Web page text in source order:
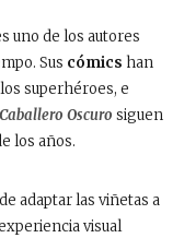
uno de los autores
Sus cómics han
superhéroes, e
Oscuro siguen
los años.
adaptar las viñetas a
visual